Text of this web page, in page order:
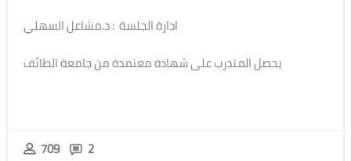
ادارة الجلسة : د.مشاعل السهلي
يحصل المتدرب على شهادة معتمدة من جامعة الطائف
709 2